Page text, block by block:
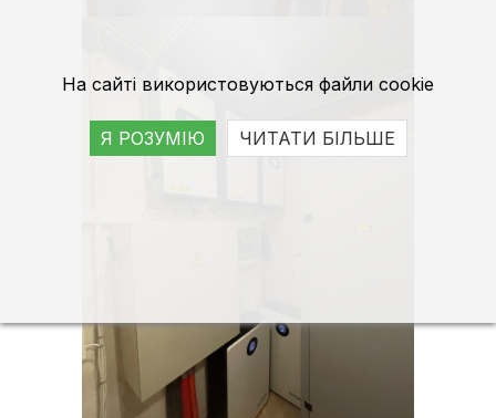
На сайті використовуються файли cookie
Я РОЗУМІЮ ЧИТАТИ БІЛЬШЕ